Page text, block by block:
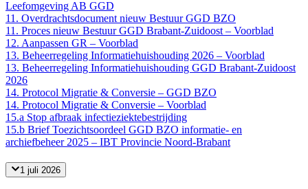
Leefomgeving AB GGD
11. Overdrachtsdocument nieuw Bestuur GGD BZO
11. Proces nieuw Bestuur GGD Brabant-Zuidoost – Voorblad
12. Aanpassen GR – Voorblad
13. Beheerregeling Informatiehuishouding 2026 – Voorblad
13. Beheerregeling Informatiehuishouding GGD Brabant-Zuidoost
2026
14. Protocol Migratie & Conversie – GGD BZO
14. Protocol Migratie & Conversie – Voorblad
15.a Stop afbraak infectieziektebestrijding
15.b Brief Toezichtsoordeel GGD BZO informatie- en
archiefbeheer 2025 – IBT Provincie Noord-Brabant
1 juli 2026